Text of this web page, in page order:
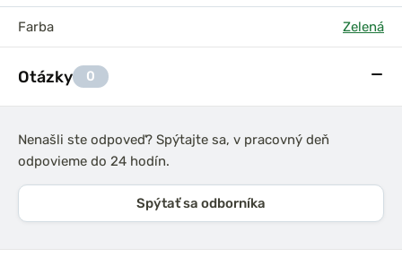
Farba Zelená
Otázky 0
Nenašli ste odpoveď? Spýtajte sa, v pracovný deň
odpovieme do 24 hodín.
Spýtať sa odborníka